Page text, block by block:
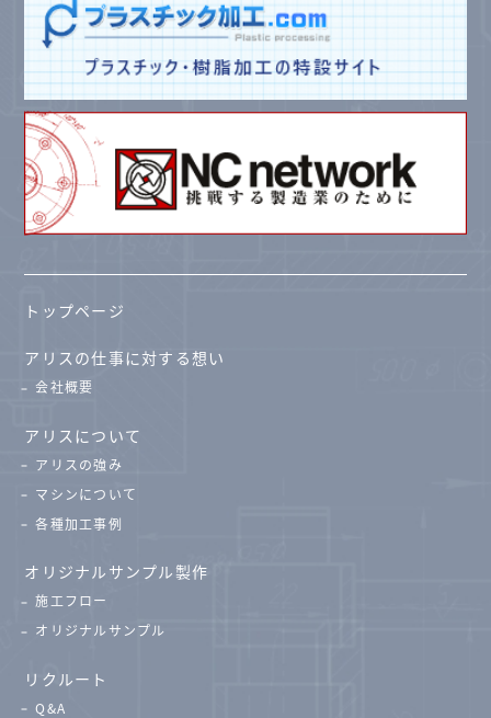
トップページ
アリスの仕事に対する想い
会社概要
アリスについて
アリスの強み
マシンについて
各種加工事例
オリジナルサンプル製作
施工フロー
オリジナルサンプル
リクルート
Q&A